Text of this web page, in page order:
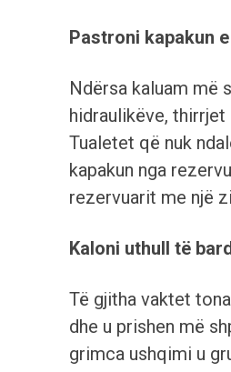
Pastroni kapakun
Ndërsa kaluam më
hidraulikëve,
Tualetet që nuk
kapakun nga
rezervuarit me një
Kaloni uthull të
Të gjitha vaktet
dhe u prishen më
grimca ushqimi u